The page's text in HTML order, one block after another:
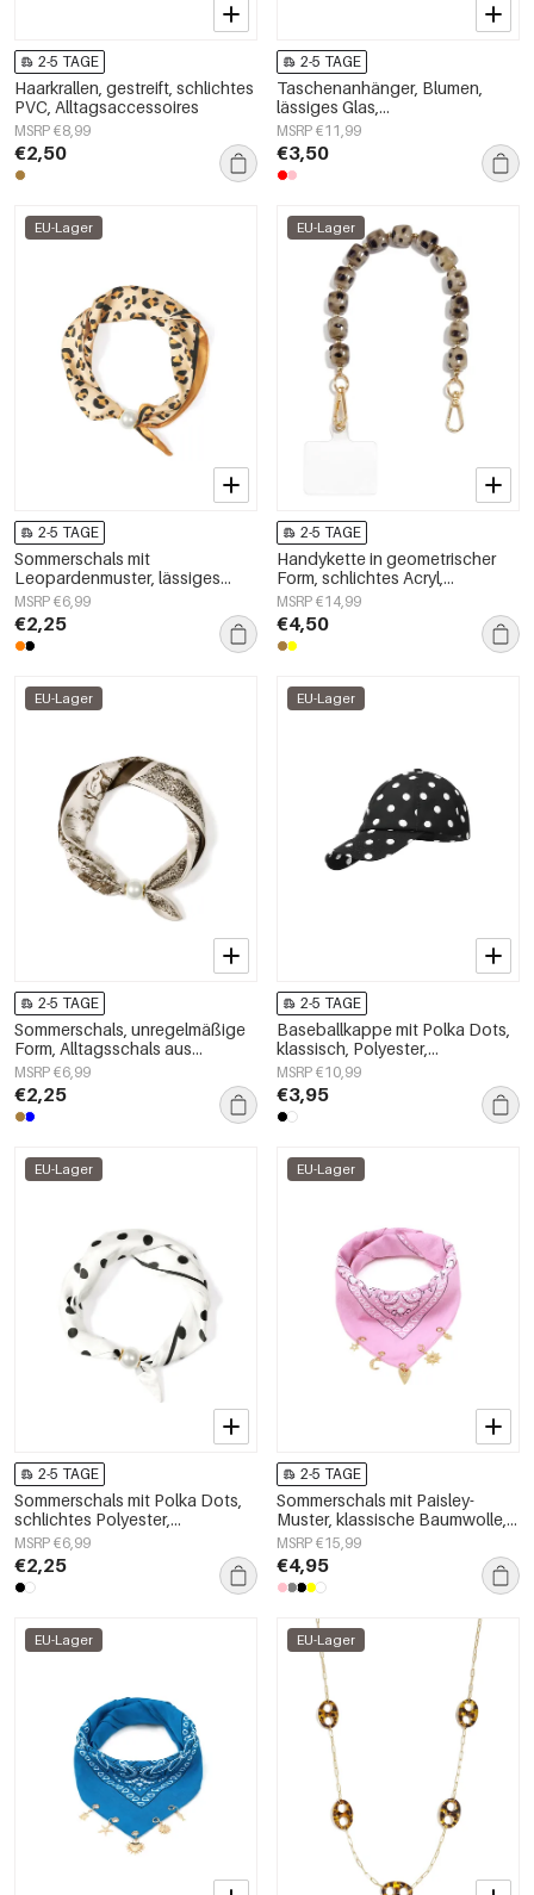
2-5 TAGE
Haarkrallen, gestreift, schlichtes
PVC, Alltagsaccessoires
MSRP €8,99
€2,50
2-5 TAGE
Taschenanhänger, Blumen,
lässiges Glas,
Alltagsaccessoires
MSRP €11,99
€3,50
EU-Lager
2-5 TAGE
Sommerschals mit
Leopardenmuster, lässiges
Polyester, Alltagsaccessoires
MSRP €6,99
€2,25
EU-Lager
2-5 TAGE
Handykette in geometrischer
Form, schlichtes Acryl,
Alltagsaccessoire
MSRP €14,99
€4,50
EU-Lager
2-5 TAGE
Sommerschals, unregelmäßige
Form, Alltagsschals aus
Polyester, Accessoires für jeden
Tag
MSRP €6,99
€2,25
EU-Lager
2-5 TAGE
Baseballkappe mit Polka Dots,
klassisch, Polyester,
Alltagsaccessoire
MSRP €10,99
€3,95
EU-Lager
2-5 TAGE
Sommerschals mit Polka Dots,
schlichtes Polyester,
Alltagsaccessoires
MSRP €6,99
€2,25
EU-Lager
2-5 TAGE
Sommerschals mit Paisley-
Muster, klassische Baumwolle,
Alltagsaccessoires
MSRP €15,99
€4,95
EU-Lager EU-Lager